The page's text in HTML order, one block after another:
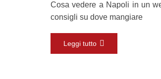
Cosa vedere a Napoli in un
consigli su dove mangiare
Leggi tutto